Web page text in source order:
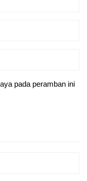
pada peramban ini